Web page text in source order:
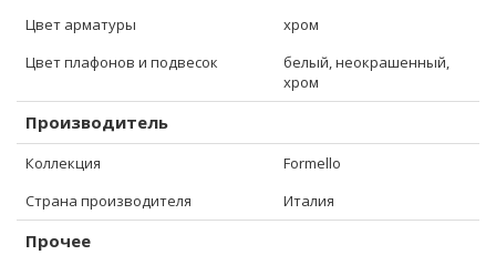
Цвет арматуры
хром
Цвет плафонов и подвесок
белый, неокрашенный,
хром
Производитель
Коллекция
Formello
Страна производителя
Италия
Прочее